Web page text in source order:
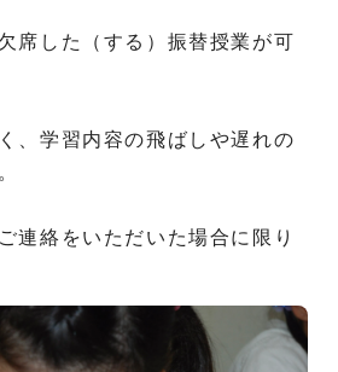
席した（する）振替授業が可
、学習内容の飛ばしや遅れの
連絡をいただいた場合に限り